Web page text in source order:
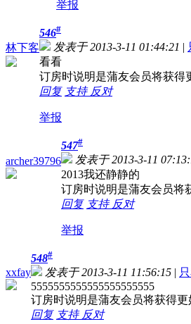
举报
林下客
546#
发表于 2013-3-11 01:44:21 |
看看
订房时说明是蒲友会员将获得
回复 支持 反对
举报
archer39796
547#
发表于 2013-3-11
2013我还静静的
订房时说明是蒲友会员将
回复 支持 反对
举报
xxfay
548#
发表于 2013-3-11 11:56:15 |
5555555555555555555555
订房时说明是蒲友会员将获得
回复 支持 反对